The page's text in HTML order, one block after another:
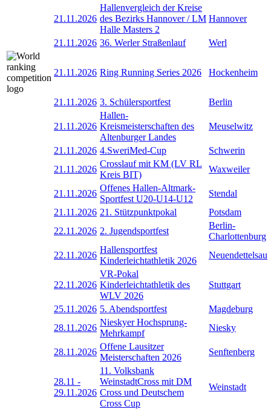
21.11.2026
Hallenvergleich der Kreise
des Bezirks Hannover / LM
Halle Masters 2
Hannover
21.11.2026 36. Werler Straßenlauf Werl
21.11.2026 Ring Running Series 2026 Hockenheim
21.11.2026 3. Schülersportfest Berlin
21.11.2026
Hallen-
Kreismeisterschaften des
Altenburger Landes
Meuselwitz
21.11.2026 4.SweriMed-Cup
Schwerin
21.11.2026
Crosslauf mit KM (LV RL
Kreis BIT)
Waxweiler
21.11.2026
Offenes Hallen-Altmark-
Sportfest U20-U14-U12
Stendal
21.11.2026 21. Stützpunktpokal
Potsdam
22.11.2026 2. Jugendsportfest
Berlin-
Charlottenburg
22.11.2026
Hallensportfest
Kinderleichtathletik 2026
Neuendettelsau
22.11.2026
VR-Pokal
Kinderleichtathletik des
WLV 2026
Stuttgart
25.11.2026 5. Abendsportfest
Magdeburg
28.11.2026
Nieskyer Hochsprung-
Mehrkampf
Niesky
28.11.2026
Offene Lausitzer
Meisterschaften 2026
Senftenberg
28.11 -
29.11.2026
11. Volksbank
WeinstadtCross mit DM
Cross und Deutschem
Cross Cup
Weinstadt